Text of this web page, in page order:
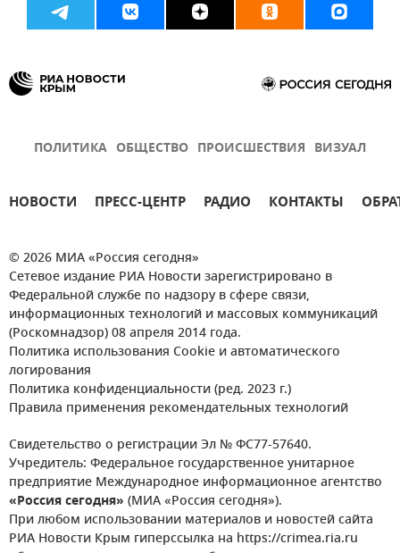
ПОЛИТИКА ОБЩЕСТВО ПРОИСШЕСТВИЯ ВИЗУАЛ
НОВОСТИ ПРЕСС-ЦЕНТР РАДИО КОНТАКТЫ
© 2026 МИА «Россия сегодня»
Сетевое издание РИА Новости зарегистрировано в
Федеральной службе по надзору в сфере связи,
информационных технологий и массовых коммуникаций
(Роскомнадзор) 08 апреля 2014 года.
Политика использования Cookie и автоматического
логирования
Политика конфиденциальности (ред. 2023 г.)
Правила применения рекомендательных технологий
Свидетельство о регистрации Эл № ФС77-57640.
Учредитель: Федеральное государственное унитарное
предприятие Международное информационное агентство
«Россия сегодня» (МИА «Россия сегодня»).
При любом использовании материалов и новостей сайта
РИА Новости Крым гиперссылка на https://crimea.ria.ru